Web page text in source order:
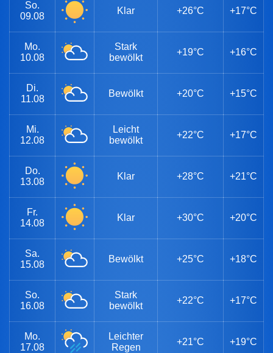
So.
09.08
Klar +26°C +17°C
Mo.
10.08
Stark
bewölkt
+19°C +16°C
Di.
11.08
Bewölkt +20°C +15°C
Mi.
12.08
Leicht
bewölkt
+22°C +17°C
Do.
13.08
Klar +28°C +21°C
Fr.
14.08
Klar +30°C +20°C
Sa.
15.08
Bewölkt +25°C +18°C
So.
16.08
Stark
bewölkt
+22°C +17°C
Mo.
17.08
Leichter
Regen
+21°C +19°C